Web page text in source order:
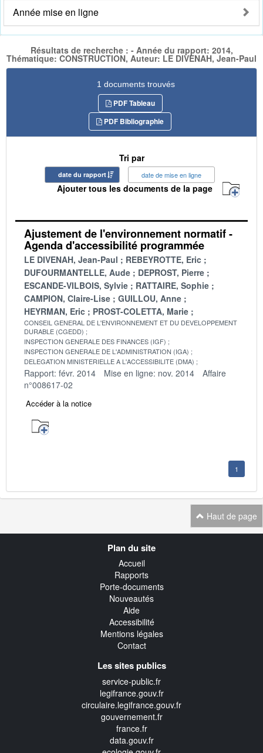
Année mise en ligne
Résultats de recherche : - Année du rapport: 2014,
Thématique: CONSTRUCTION, Auteur: LE DIVENAH, Jean-Paul
1 documents trouvés
PDF Tableau
PDF Bibliographie
Tri par
date du rapport date de mise en ligne
Ajouter tous les documents de la page
Ajustement de l'environnement normatif -
Agenda d'accessibilité programmée
LE DIVENAH, Jean-Paul
REBEYROTTE, Eric
DUFOURMANTELLE, Aude
DEPROST, Pierre
ESCANDE-VILBOIS, Sylvie
RATTAIRE, Sophie
CAMPION, Claire-Lise
GUILLOU, Anne
HEYRMAN, Eric
PROST-COLETTA, Marie
CONSEIL GENERAL DE L'ENVIRONNEMENT ET DU DEVELOPPEMENT
DURABLE (CGEDD)
INSPECTION GENERALE DES FINANCES (IGF)
INSPECTION GENERALE DE L'ADMINISTRATION (IGA)
DELEGATION MINISTERIELLE A L'ACCESSIBILITE (DMA)
Rapport: févr. 2014 Mise en ligne: nov. 2014
Affaire
n°008617-02
Accéder à la notice
1
Haut de page
Plan du site
Accueil
Rapports
Porte-documents
Nouveautés
Aide
Accessibilité
Mentions légales
Contact
Les sites publics
service-public.fr
legifrance.gouv.fr
circulaire.legifrance.gouv.fr
gouvernement.fr
france.fr
data.gouv.fr